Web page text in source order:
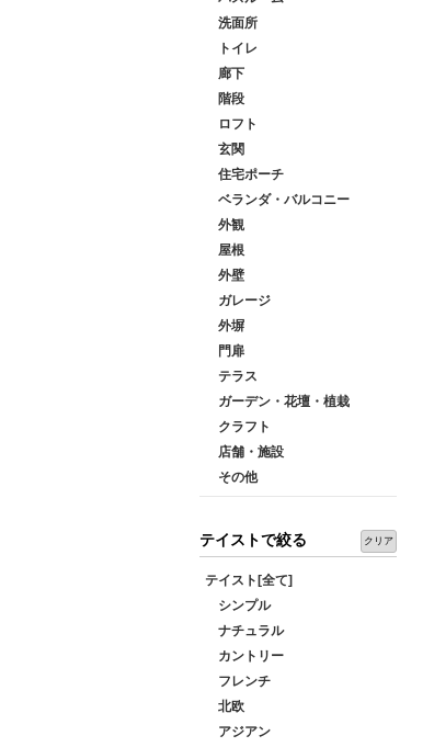
洗面所
トイレ
廊下
階段
ロフト
玄関
住宅ポーチ
ベランダ・バルコニー
外観
屋根
外壁
ガレージ
外塀
門扉
テラス
ガーデン・花壇・植栽
クラフト
店舗・施設
その他
テイストで絞る クリア
テイスト[全て]
シンプル
ナチュラル
カントリー
フレンチ
北欧
アジアン